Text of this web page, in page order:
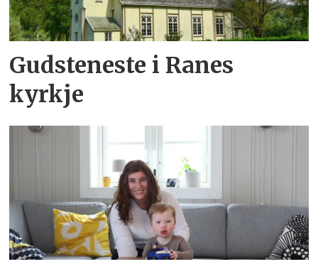
Gudsteneste i Ranes
kyrkje